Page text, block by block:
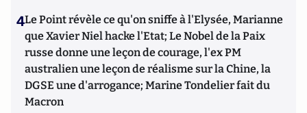
4Le Point révèle ce qu'on sniffe à l'Elysée, Marianne
que Xavier Niel hacke l'Etat; Le Nobel de la Paix
russe donne une leçon de courage, l'ex PM
australien une leçon de réalisme sur la Chine, la
DGSE une d'arrogance; Marine Tondelier fait du
Macron